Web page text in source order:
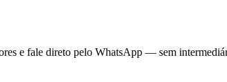
e fale direto pelo WhatsApp — sem